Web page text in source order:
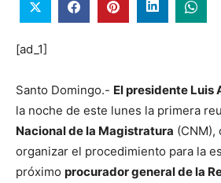
[ad_1]
Santo Domingo.- El presidente Luis
la noche de este lunes la primera
Nacional de la Magistratura (CNM),
organizar el procedimiento para la
próximo procurador general de la